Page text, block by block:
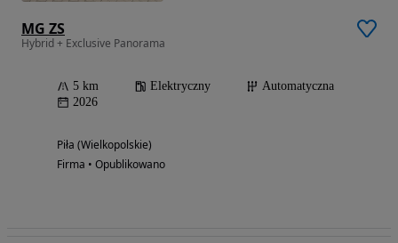
MG ZS
Hybrid + Exclusive Panorama
5 km Elektryczny
Automatyczna
2026
Piła (Wielkopolskie)
Firma • Opublikowano